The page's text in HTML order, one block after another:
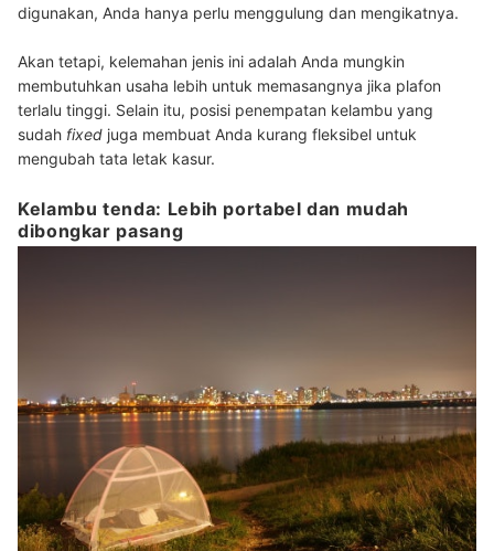
digunakan, Anda hanya perlu menggulung dan mengikatnya.
Akan tetapi, kelemahan jenis ini adalah Anda mungkin
membutuhkan usaha lebih untuk memasangnya jika plafon
terlalu tinggi. Selain itu, posisi penempatan kelambu yang
sudah fixed juga membuat Anda kurang fleksibel untuk
mengubah tata letak kasur.
Kelambu tenda: Lebih portabel dan mudah
dibongkar pasang